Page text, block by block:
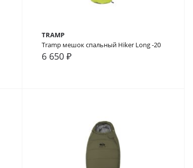
TRAMP
Tramp мешок спальный Hiker Long -20
6 650 ₽